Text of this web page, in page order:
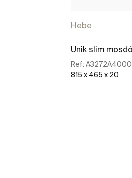
Hebe
Unik slim
Ref: A3272A4000
815 x 465 x 20